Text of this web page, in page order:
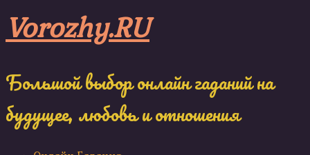
to
content
Vorozhy.RU
Большой выбор онлайн гаданий на
будущее, любовь и отношения